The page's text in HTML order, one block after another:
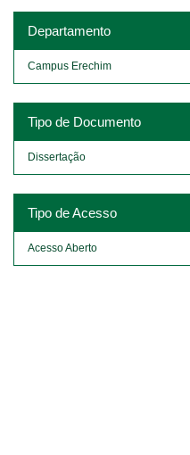
Departamento
Campus Erechim
Tipo de Documento
Dissertação
Tipo de Acesso
Acesso Aberto